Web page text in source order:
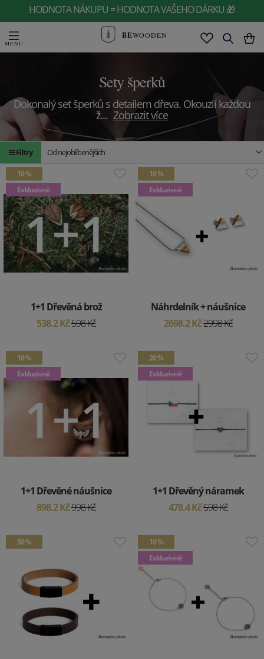
HODNOTA NÁKUPU = HODNOTA VAŠEHO DÁRKU 🎁
BEWOODEN
Sety šperků
Dokonalý set šperků s detailem dřeva. Okouzlí každou
ž... Zobrazit více
Filtry Od nejoblíbenějších
10 %
Exkluzivně
1+1 Dřevěná brož
538.2 Kč598 Kč
10 %
Exkluzivně
Náhrdelník + náušnice
2698.2 Kč2998 Kč
10 %
Exkluzivně
1+1 Dřevěné náušnice
898.2 Kč998 Kč
20 %
Exkluzivně
1+1 Dřevěný náramek
478.4 Kč598 Kč
50 %
10 %
Exkluzivně